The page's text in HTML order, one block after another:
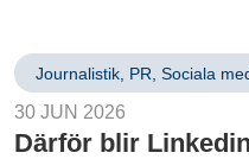
Journalistik PR Sociala
30 JUN 2026
Därför blir